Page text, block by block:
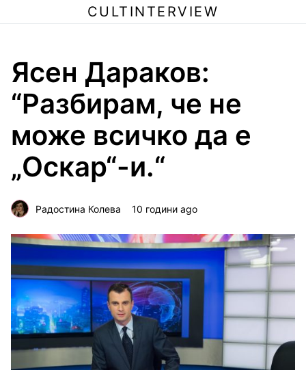
CULTINTERVIEW
Ясен Дараков:
“Разбирам, че не
може всичко да е
„Оскар“-и.“
Радостина Колева 10 години ago